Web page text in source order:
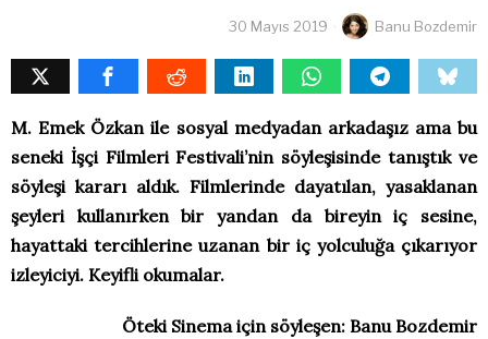
30 Mayıs 2019 Banu Bozdemir
M. Emek Özkan ile sosyal medyadan arkadaşız ama bu
seneki İşçi Filmleri Festivali’nin söyleşisinde tanıştık ve
söyleşi kararı aldık. Filmlerinde dayatılan, yasaklanan
şeyleri kullanırken bir yandan da bireyin iç sesine,
hayattaki tercihlerine uzanan bir iç yolculuğa çıkarıyor
izleyiciyi. Keyifli okumalar.
Öteki Sinema için söyleşen: Banu Bozdemir